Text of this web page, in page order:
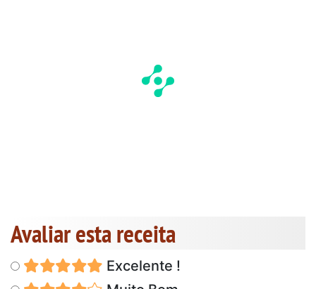
Avaliar esta receita
Excelente !